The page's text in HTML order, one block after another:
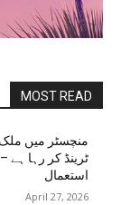
MOST READ
منچسٹر میں
ٹرینڈ کر رہا ہے
استعمال
April 27, 2026